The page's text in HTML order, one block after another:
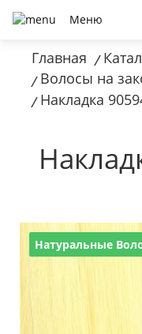
Меню
Главная /
/ Волосы на
/ Накладка
Натуральные